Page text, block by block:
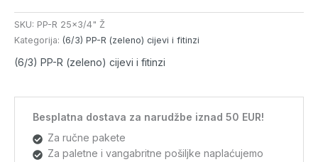
SKU: PP-R 25x3/4" Ž
Kategorija: (6/3) PP-R (zeleno) cijevi i fitinzi
(6/3) PP-R (zeleno) cijevi i fitinzi
Besplatna dostava za narudžbe iznad 50 EUR!
Za ručne pakete
Za paletne i vangabritne pošiljke naplaćujemo